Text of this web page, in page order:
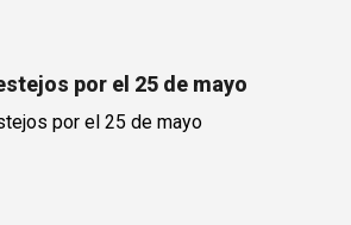
por el 25 de mayo